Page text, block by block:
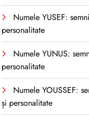
Numele YUSEF:
personalitate
Numele YUNUS:
personalitate
Numele YOUSSEF:
și personalitate